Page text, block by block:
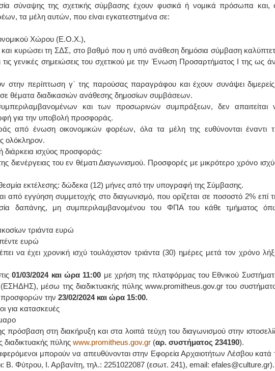
σύναψης της σχετικής σύμβασης έχουν φυσικά ή νομικά πρόσωπα και,
τα μέλη αυτών, που είναι εγκατεστημένα σε:
Χώρου (Ε.Ο.Χ.),
κυρώσει τη ΣΔΣ, στο βαθμό που η υπό ανάθεση δημόσια σύμβαση
γενικές σημειώσεις του σχετικού με την Ένωση Προσαρτήματος I της ως
στην περίπτωση γ΄ της παρούσας παραγράφου και έχουν συνάψει
θέματα διαδικασιών ανάθεσης δημοσίων συμβάσεων.
και των προσωρινών συμπράξεων, δεν απαιτείται
για την υποβολή προσφοράς.
από ένωση οικονομικών φορέων, όλα τα μέλη της ευθύνονται έναντι
ολόκληρον.
ισχύος προσφοράς:
διενέργειας του εν θέματι Διαγωνισμού. Προσφορές με μικρότερο χρόνο
εκτέλεσης: δώδεκα (12) μήνες από την υπογραφή της Σύμβασης.
συμμετοχής στο διαγωνισμό, που ορίζεται σε ποσοστό 2% επί
δαπάνης, μη συμπεριλαμβανομένου του ΦΠΑ του κάθε τμήματος
τριάντα ευρώ
ευρώ
να έχει χρονική ισχύ τουλάχιστον τριάντα (30) ημέρες μετά τον χρόνο
01/03/2024 και ώρα 11:00 με χρήση της πλατφόρμας του Εθνικού
μέσω της διαδικτυακής πύλης www.promitheus.gov.gr του
προσφορών την 23/02/2024 και ώρα 15:00.
για κατασκευές
πρόσβαση στη διακήρυξη και στα λοιπά τεύχη του διαγωνισμού στην
πύλης www.promitheus.gov.gr(αρ. συστήματος 234190).
μπορούν να απευθύνονται στην Εφορεία Αρχαιοτήτων Λέσβου κατά
Β. Φύτρου, Ι. Αρβανίτη, τηλ.: 2251022087 (εσωτ. 241), email: efales@culture.gr).
Έλενα Μπούμπα
2102467085 & 6938502258
email- elenboumpa@gmail.com